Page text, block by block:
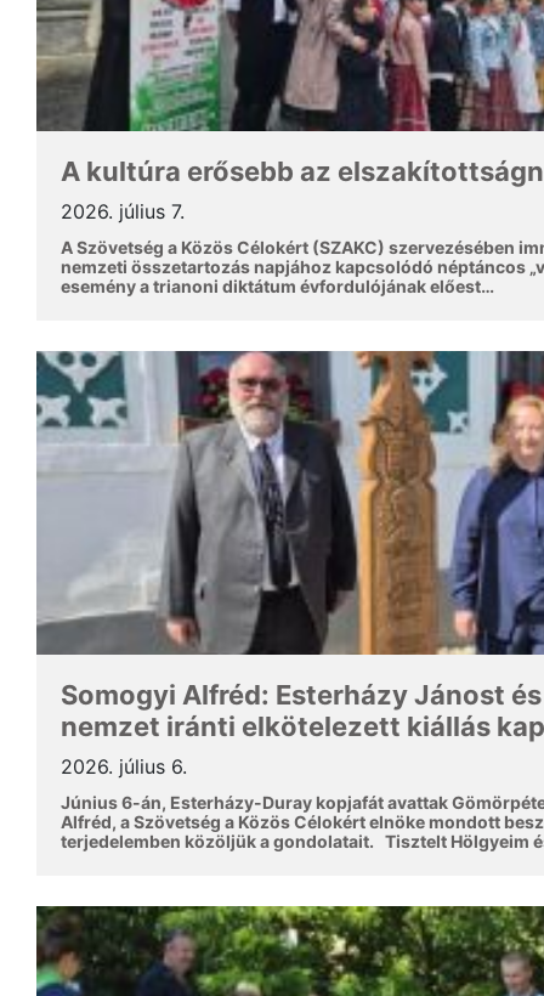
A kultúra erősebb az
2026. július 7.
A Szövetség a Közös Célokért (SZAKC) szervezésében
nemzeti összetartozás napjához kapcsolódó néptáncos
esemény a trianoni diktátum évfordulójának előest…
Somogyi Alfréd: Esterházy Jánost
nemzet iránti elkötelezett kiállás
2026. július 6.
Június 6-án, Esterházy-Duray kopjafát avattak
Alfréd, a Szövetség a Közös Célokért elnöke mondott
terjedelemben közöljük a gondolatait. Tisztelt Hölgyeim